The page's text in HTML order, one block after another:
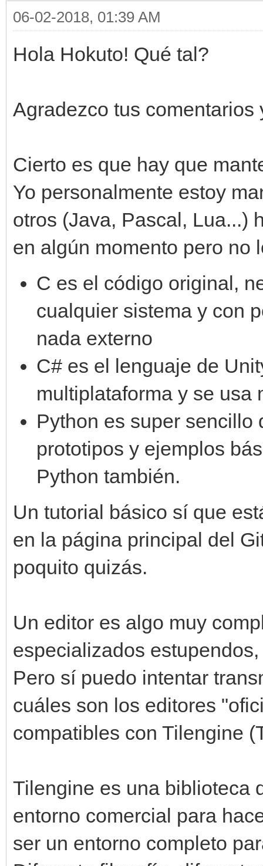
06-02-2018, 01:39 AM
Hola Hokuto! Qué tal?
Agradezco tus comentarios
Cierto es que hay que
Yo personalmente estoy
otros (Java, Pascal, Lua...)
en algún momento pero no
C es el código original,
cualquier sistema y con
nada externo
C# es el lenguaje de
multiplataforma y se usa
Python es super sencillo
prototipos y ejemplos
Python también.
Un tutorial básico sí que
en la página principal del
poquito quizás.
Un editor es algo muy
especializados
Pero sí puedo intentar
cuáles son los editores
compatibles con Tilengine
Tilengine es una biblioteca
entorno comercial para
ser un entorno completo